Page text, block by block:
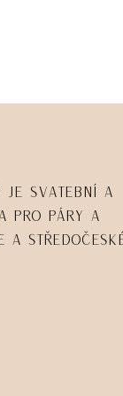
je svatební a
pro páry a
a